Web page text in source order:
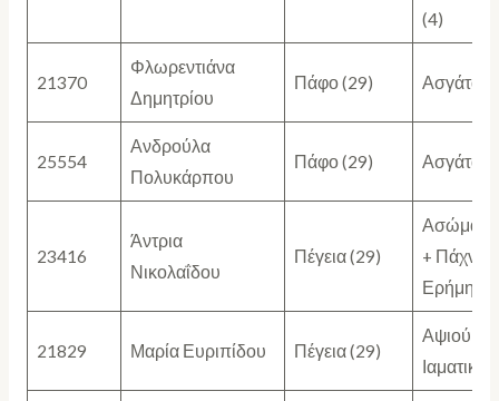
(4)
21370
Φλωρεντιάνα
Δημητρίου
Πάφο (29) Ασγάτα
25554
Ανδρούλα
Πολυκάρπου
Πάφο (29) Ασγάτα
23416
Άντρια
Νικολαΐδου
Πέγεια (29)
Ασώματο
+ Πάχνα
Ερήμη (6)
21829 Μαρία Ευριπίδου Πέγεια (29)
Αψιού
Ιαματική